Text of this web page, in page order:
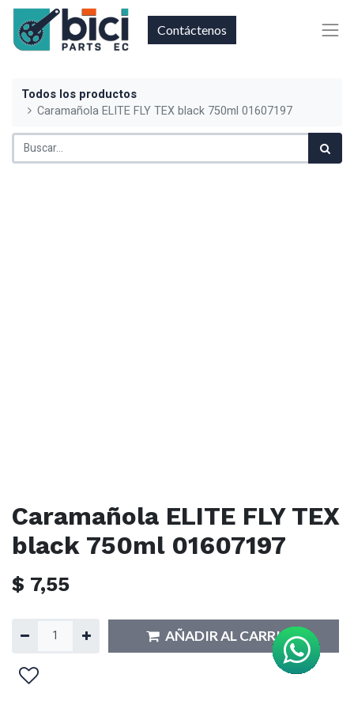
Contáctenos
Todos los productos
Caramañola ELITE FLY TEX black 750ml 01607197
Caramañola ELITE FLY TEX
black 750ml 01607197
$ 7,55
AÑADIR AL CARRITO